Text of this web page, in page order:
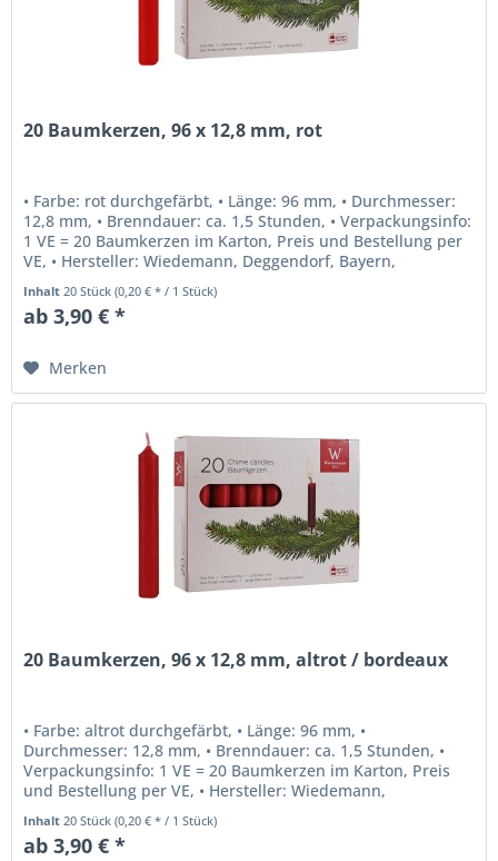
20 Baumkerzen, 96 x 12,8 mm, rot
• Farbe: rot durchgefärbt, • Länge: 96 mm, • Durchmesser:
12,8 mm, • Brenndauer: ca. 1,5 Stunden, • Verpackungsinfo:
1 VE = 20 Baumkerzen im Karton, Preis und Bestellung per
VE, • Hersteller: Wiedemann, Deggendorf, Bayern,
Inhalt 20 Stück(0,20 € * / 1 Stück)
ab 3,90 € *
Merken
20 Baumkerzen, 96 x 12,8 mm, altrot / bordeaux
• Farbe: altrot durchgefärbt, • Länge: 96 mm, •
Durchmesser: 12,8 mm, • Brenndauer: ca. 1,5 Stunden, •
Verpackungsinfo: 1 VE = 20 Baumkerzen im Karton, Preis
und Bestellung per VE, • Hersteller: Wiedemann,
Inhalt20 Stück(0,20 € * / 1 Stück)
ab 3,90 € *